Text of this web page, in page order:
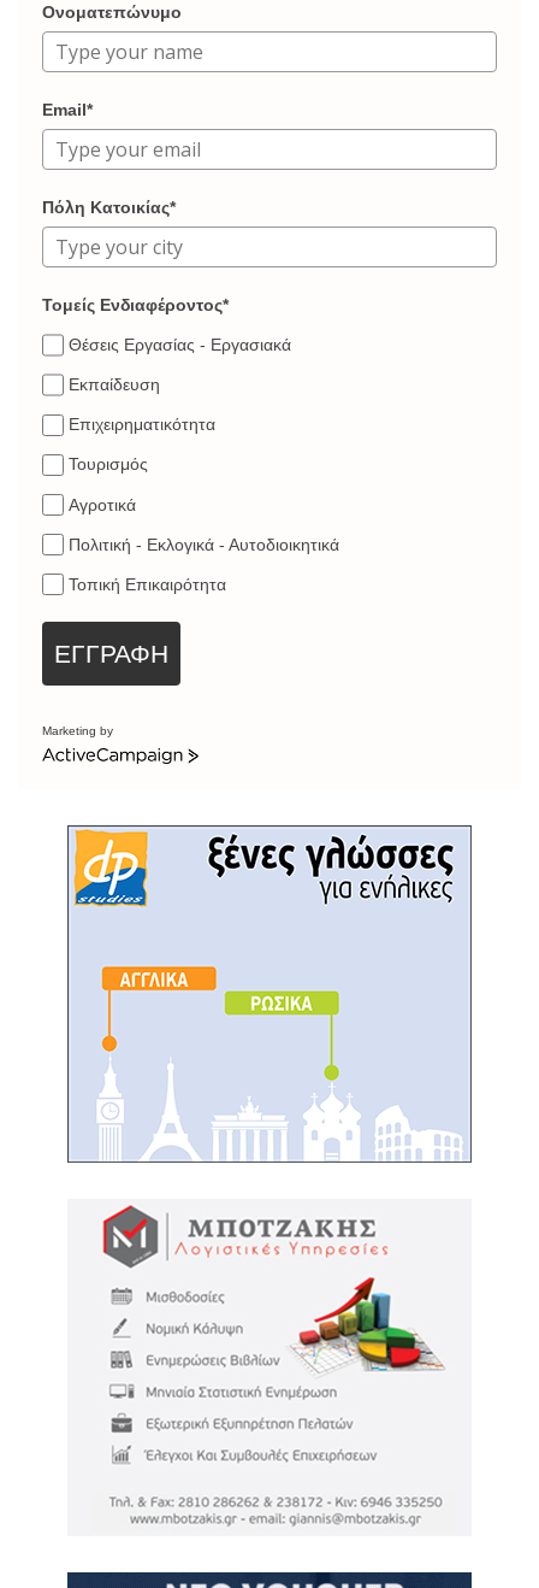
Ονοματεπώνυμο
Email*
Πόλη Κατοικίας*
Τομείς Ενδιαφέροντος*
Θέσεις Εργασίας - Εργασιακά
Εκπαίδευση
Επιχειρηματικότητα
Τουρισμός
Αγροτικά
Πολιτική - Εκλογικά - Αυτοδιοικητικά
Τοπική Επικαιρότητα
ΕΓΓΡΑΦΗ
Marketing by